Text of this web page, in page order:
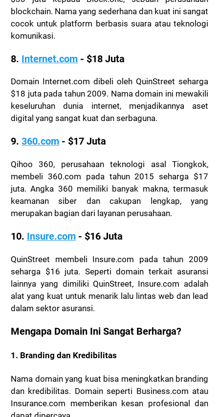
blockchain. Nama yang sederhana dan kuat ini sangat
cocok untuk platform berbasis suara atau teknologi
komunikasi.
8. Internet.com - $18 Juta
Domain Internet.com dibeli oleh QuinStreet seharga
$18 juta pada tahun 2009. Nama domain ini mewakili
keseluruhan dunia internet, menjadikannya aset
digital yang sangat kuat dan serbaguna.
9. 360.com - $17 Juta
Qihoo 360, perusahaan teknologi asal Tiongkok,
membeli 360.com pada tahun 2015 seharga $17
juta. Angka 360 memiliki banyak makna, termasuk
keamanan siber dan cakupan lengkap, yang
merupakan bagian dari layanan perusahaan.
10. Insure.com - $16 Juta
QuinStreet membeli Insure.com pada tahun 2009
seharga $16 juta. Seperti domain terkait asuransi
lainnya yang dimiliki QuinStreet, Insure.com adalah
alat yang kuat untuk menarik lalu lintas web dan lead
dalam sektor asuransi.
Mengapa Domain Ini Sangat Berharga?
1. Branding dan Kredibilitas
Nama domain yang kuat bisa meningkatkan branding
dan kredibilitas. Domain seperti Business.com atau
Insurance.com memberikan kesan profesional dan